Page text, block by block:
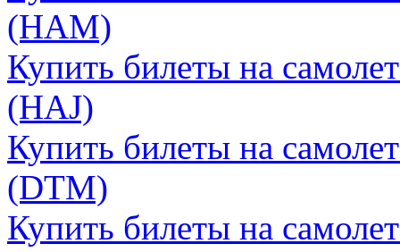
(HAM)
Купить билеты на
(HAJ)
Купить билеты на
(DTM)
Купить билеты на